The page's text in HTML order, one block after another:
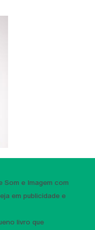
Som e Imagem com
em publicidade e
livro que